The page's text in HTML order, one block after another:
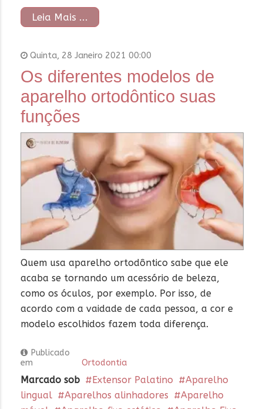
Leia Mais ...
Quinta, 28 Janeiro 2021 00:00
Os diferentes modelos de
aparelho ortodôntico suas
funções
Quem usa aparelho ortodôntico sabe que ele
acaba se tornando um acessório de beleza,
como os óculos, por exemplo. Por isso, de
acordo com a vaidade de cada pessoa, a cor e
modelo escolhidos fazem toda diferença.
Publicado
em
Ortodontia
Marcado sob Extensor Palatino
Aparelho
lingual
Aparelhos alinhadores
Aparelho